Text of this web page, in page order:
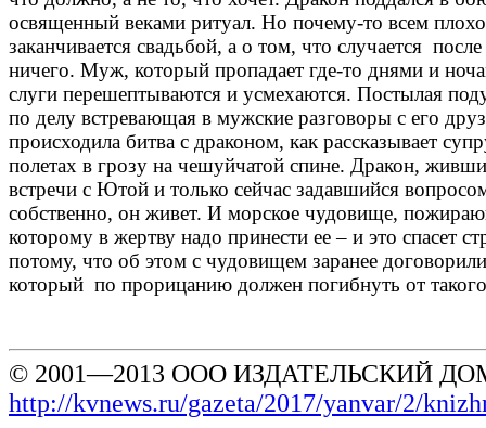
освященный веками ритуал. Но почему-то всем
заканчивается свадьбой, а о том, что случается
ничего. Муж, который пропадает где-то днями и
слуги перешептываются и усмехаются. Постылая
по делу встревающая в мужские разговоры с его
происходила битва с драконом, как рассказывает
полетах в грозу на чешуйчатой спине. Дракон,
встречи с Ютой и только сейчас задавшийся
собственно, он живет. И морское чудовище,
которому в жертву надо принести ее – и это спасет
потому, что об этом с чудовищем заранее
который по прорицанию должен погибнуть от
© 2001—2013 ООО ИЗДАТЕЛЬСКИЙ
http://kvnews.ru/gazeta/2017/yanvar/2/